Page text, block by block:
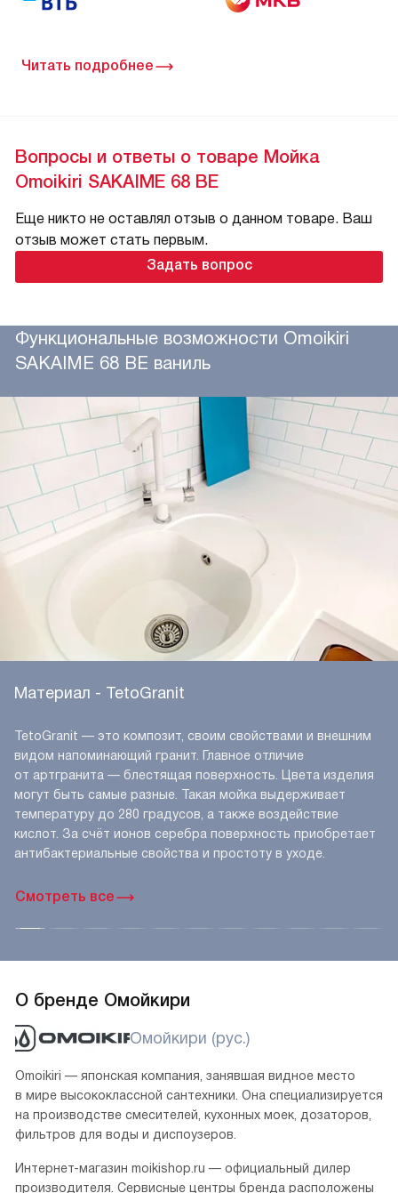
Читать подробнее
Вопросы и ответы о товаре Мойка
Omoikiri SAKAIME 68 BE
Еще никто не оставлял отзыв о данном товаре. Ваш
отзыв может стать первым.
Задать вопрос
Функциональные возможности Omoikiri
SAKAIME 68 BE ваниль
Смотреть все
Материал - TetoGranit
TetoGranit — это композит, своим свойствами и внешним
видом напоминающий гранит. Главное отличие
от артгранита — блестящая поверхность. Цвета изделия
могут быть самые разные. Такая мойка выдерживает
температуру до 280 градусов, а также воздействие
кислот. За счёт ионов серебра поверхность приобретает
антибактериальные свойства и простоту в уходе.
О бренде Омойкири
Омойкири (рус.)
Omoikiri — японская компания, занявшая видное место
в мире высококлассной сантехники. Она специализируется
на производстве смесителей, кухонных моек, дозаторов,
фильтров для воды и диспоузеров.
Интернет-магазин moikishop.ru — официальный дилер
производителя. Сервисные центры бренда расположены